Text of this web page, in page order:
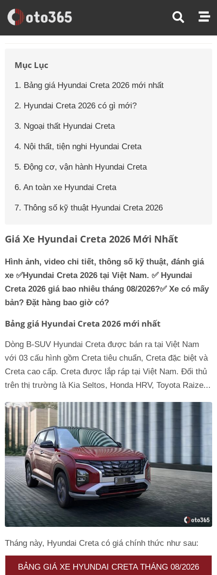
Trang Chủ Giá Xe Ô Tô
Mục Lục
1. Bảng giá Hyundai Creta 2026 mới nhất
2. Hyundai Creta 2026 có gì mới?
3. Ngoại thất Hyundai Creta
4. Nội thất, tiện nghi Hyundai Creta
5. Động cơ, vận hành Hyundai Creta
6. An toàn xe Hyundai Creta
7. Thông số kỹ thuật Hyundai Creta 2026
Giá Xe Hyundai Creta 2026 Mới Nhất
Hình ảnh, video chi tiết, thông số kỹ thuật, đánh giá
xe ✅Hyundai Creta 2026 tại Việt Nam. ✅ Hyundai
Creta2026 giá bao nhiêu tháng 08/2026?✅ Xe có mấy
bản? Đặt hàng bao giờ có?
Bảng giá Hyundai Creta 2026 mới nhất
Dòng B-SUV Hyundai Creta được bán ra tại Việt Nam
với 03 cấu hình gồm Creta tiêu chuẩn, Creta đặc biệt và
Creta cao cấp. Creta được lắp ráp tại Việt Nam. Đối thủ
trên thị trường là Kia Seltos, Honda HRV, Toyota Raize...
Tháng này, Hyundai Creta có giá chính thức như sau:
BẢNG GIÁ XE HYUNDAI CRETA THÁNG 08/2026